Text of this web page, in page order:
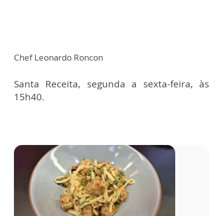
Chef Leonardo Roncon
Santa Receita, segunda a sexta-feira, às
15h40.